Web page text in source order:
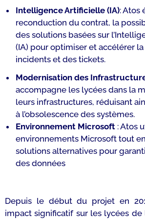
Intelligence Artificielle (IA): Atos
reconduction du contrat, la
des solutions basées sur
(IA) pour optimiser et accélérer
incidents et des tickets.
Modernisation des
accompagne les lycées dans la
leurs infrastructures, réduisant
à l’obsolescence des systèmes.
Environnement Microsoft : Atos
environnements Microsoft tout
solutions alternatives pour
des données
Depuis le début du projet en
impact significatif sur les lycées de